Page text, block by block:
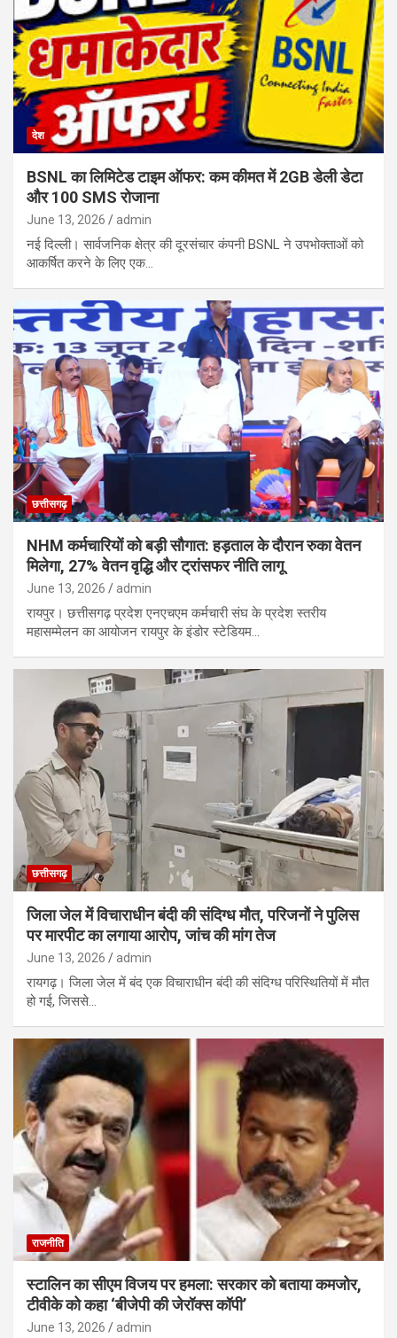
देश
BSNL का लिमिटेड टाइम ऑफर: कम कीमत में 2GB डेली डेटा
और 100 SMS रोजाना
June 13, 2026 admin
नई दिल्ली। सार्वजनिक क्षेत्र की दूरसंचार कंपनी BSNL ने उपभोक्ताओं को
आकर्षित करने के लिए एक…
छत्तीसगढ़
NHM कर्मचारियों को बड़ी सौगात: हड़ताल के दौरान रुका वेतन
मिलेगा, 27% वेतन वृद्धि और ट्रांसफर नीति लागू
June 13, 2026 admin
रायपुर। छत्तीसगढ़ प्रदेश एनएचएम कर्मचारी संघ के प्रदेश स्तरीय
महासम्मेलन का आयोजन रायपुर के इंडोर स्टेडियम…
छत्तीसगढ़
जिला जेल में विचाराधीन बंदी की संदिग्ध मौत, परिजनों ने पुलिस
पर मारपीट का लगाया आरोप, जांच की मांग तेज
June 13, 2026 admin
रायगढ़। जिला जेल में बंद एक विचाराधीन बंदी की संदिग्ध परिस्थितियों में मौत
हो गई, जिससे…
राजनीति
स्टालिन का सीएम विजय पर हमला: सरकार को बताया कमजोर,
टीवीके को कहा ‘बीजेपी की जेरॉक्स कॉपी’
June 13, 2026 admin